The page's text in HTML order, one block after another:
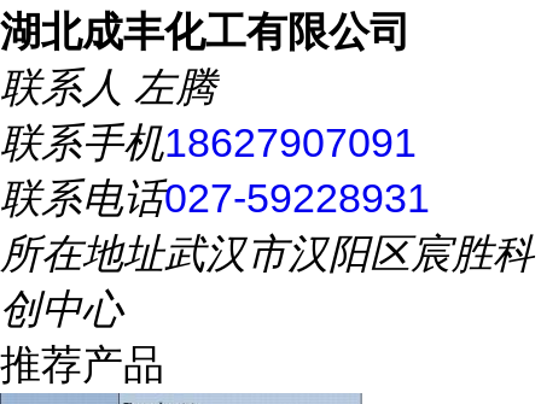
湖北成丰化工有限公司
联系人 左腾
联系手机18627907091
联系电话027-59228931
所在地址武汉市汉阳区宸胜科
创中心
推荐产品